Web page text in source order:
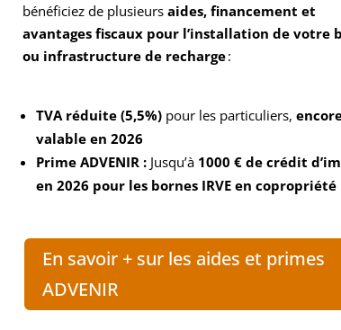
bénéficiez de plusieurs aides, financement et
avantages fiscaux pour l’installation de votre
ou infrastructure de recharge:
TVA réduite (5,5%)pour les particuliers,
valable en 2026
Prime ADVENIR : Jusqu’à1000 € de crédit
en 2026 pour les bornes IRVE en copropriété
En savoir + sur les aides et primes
ADVENIR